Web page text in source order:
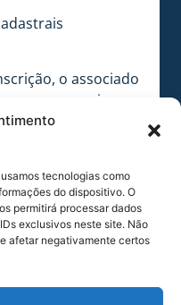
tecnologias como
do dispositivo. O
permitirá processar dados
exclusivos neste site. Não
afetar negativamente certos
o associado
nome, assim
caso seja um dos
30 minutos da
NOTÍCIA